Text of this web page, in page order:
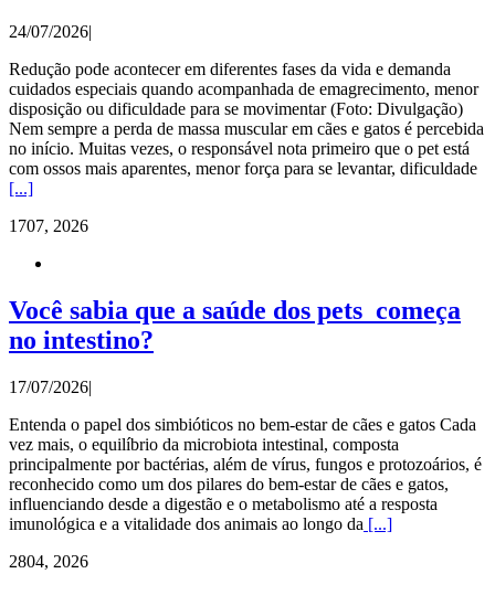
24/07/2026|
Redução pode acontecer em diferentes fases da vida e demanda
cuidados especiais quando acompanhada de emagrecimento, menor
disposição ou dificuldade para se movimentar (Foto: Divulgação)
Nem sempre a perda de massa muscular em cães e gatos é percebida
no início. Muitas vezes, o responsável nota primeiro que o pet está
com ossos mais aparentes, menor força para se levantar, dificuldade
[...]
1707, 2026
Você sabia que a saúde dos pets começa
no intestino?
17/07/2026|
Entenda o papel dos simbióticos no bem-estar de cães e gatos Cada
vez mais, o equilíbrio da microbiota intestinal, composta
principalmente por bactérias, além de vírus, fungos e protozoários, é
reconhecido como um dos pilares do bem-estar de cães e gatos,
influenciando desde a digestão e o metabolismo até a resposta
imunológica e a vitalidade dos animais ao longo da [...]
2804, 2026